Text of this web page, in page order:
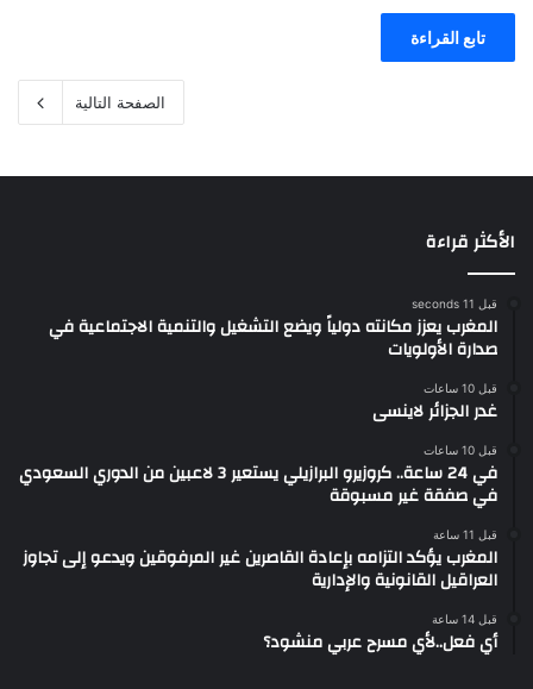
تابع القراءة
الصفحة التالية
الأكثر قراءة
قبل 11 seconds
المغرب يعزز مكانته دولياً ويضع التشغيل والتنمية الاجتماعية في
صدارة الأولويات
قبل 10 ساعات
غدر الجزائر لاينسى
قبل 10 ساعات
في 24 ساعة.. كروزيرو البرازيلي يستعير 3 لاعبين من الدوري السعودي
في صفقة غير مسبوقة
قبل 11 ساعة
المغرب يؤكد التزامه بإعادة القاصرين غير المرفوقين ويدعو إلى تجاوز
العراقيل القانونية والإدارية
قبل 14 ساعة
أي فعل..لأي مسرح عربي منشود؟